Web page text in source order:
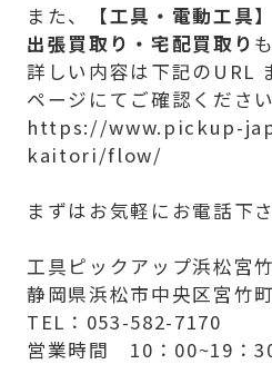
また、 【工具・電動工具
出張買取り・宅配買取り
詳しい内容は下記のURL
ページにてご確認ください
https://www.pickup-
kaitori/flow/
まずはお気軽にお電話下さ
工具ピックアップ浜松宮
静岡県浜松市中央区宮竹
TEL：053-582-7170
営業時間 10：00~19：